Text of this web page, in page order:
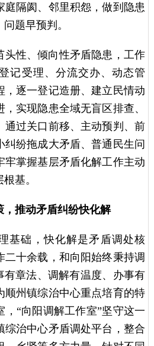
庭隔阂、邻里积怨，做到隐患
题早预判。
头性、倾向性矛盾隐患，工作
记受理、分流交办、动态管
，逐一登记造册、建立民情动
实现隐患全域无盲区排查、
通过关口前移、主动预判、前
纠纷拖成大矛盾、普通民生问
牢掌握基层矛盾化解工作主动
基。
，推动矛盾纠纷快化解
基础，快化解是矛盾调处核
二十余载，和向阳始终秉持调
有章法、调解有温度、办事有
顺州镇综治中心重点培育的特
“向阳调解工作室”坚守这一
综治中心矛盾调处平台，整合